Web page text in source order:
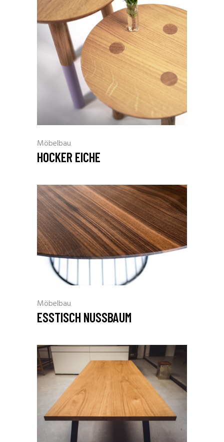
Möbelbau
HOCKER EICHE
Möbelbau
ESSTISCH NUSSBAUM